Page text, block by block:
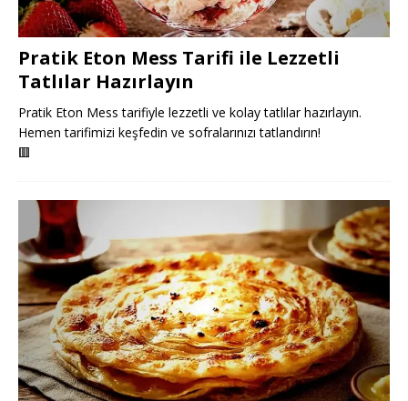
Pratik Eton Mess Tarifi ile Lezzetli
Tatlılar Hazırlayın
Pratik Eton Mess tarifiyle lezzetli ve kolay tatlılar hazırlayın.
Hemen tarifimizi keşfedin ve sofralarınızı tatlandırın!
🟥